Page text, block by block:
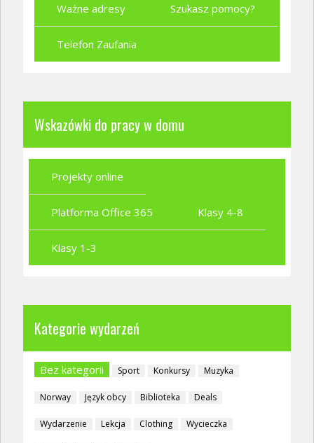
Ważne adresy Szukasz pomocy?
Telefon Zaufania
Wskazówki do pracy w domu
Projekty online
Platforma Office 365 Klasy 4-8
Klasy 1-3
Kategorie wydarzeń
Bez kategorii Sport Konkursy Muzyka
Norway Język obcy Biblioteka Deals
Wydarzenie Lekcja Clothing Wycieczka